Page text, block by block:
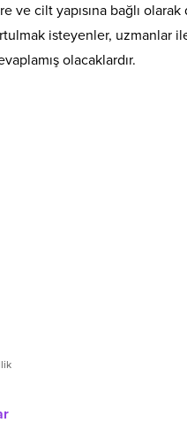
ve cilt yapısına bağlı
isteyenler, uzmanlar
olacaklardır.